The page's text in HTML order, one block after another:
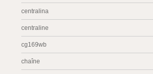
centralina
centraline
cg169wb
chaîne